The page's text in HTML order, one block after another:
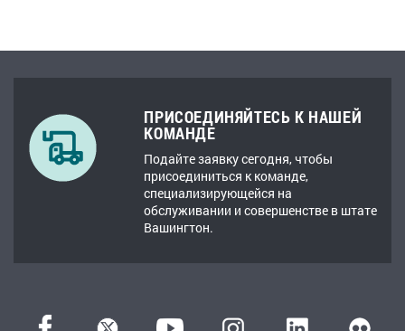
ПРИСОЕДИНЯЙТЕСЬ К НАШЕЙ
КОМАНДЕ
Подайте заявку сегодня, чтобы
присоединиться к команде,
специализирующейся на
обслуживании и совершенстве в штате
Вашингтон.